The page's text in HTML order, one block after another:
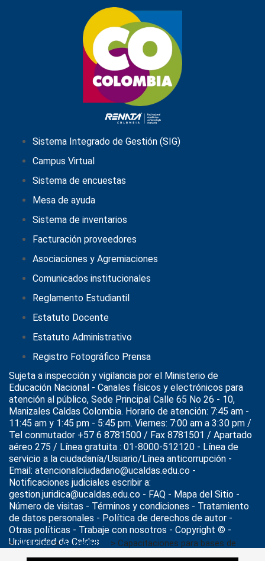
>Noticias>Actualidad > Capacitaciones para bases de
datos de la Biblioteca del Centro Cultural Universitario Rogelio
Sistema Integrado de Gestión (SIG)
Campus Virtual
Sistema de encuestas
Mesa de ayuda
Sistema de inventarios
Facturación proveedores
Asociaciones y Agremiaciones
Comunicados institucionales
Reglamento Estudiantil
Estatuto Docente
Estatuto Administrativo
Registro Fotográfico Prensa
Sujeta a inspección y vigilancia por el Ministerio de
Educación Nacional - Canales físicos y electrónicos para
atención al público, Sede Principal Calle 65 No 26 - 10,
Manizales Caldas Colombia. Horario de atención: 7:45 am -
11:45 am y 1:45 pm - 5:45 pm. Viernes: 7:00 am a 3:30 pm /
Tel conmutador +57 6 8781500 / Fax 8781501 / Apartado
aéreo 275 / Línea gratuita : 01-8000-512120 - Línea de
servicio a la ciudadanía/Usuario/Línea anticorrupción -
Email: atencionalciudadano@ucaldas.edu.co -
Notificaciones judiciales escribir a:
gestion.juridica@ucaldas.edu.co - FAQ - Mapa del Sitio -
Número de visitas - Términos y condiciones - Tratamiento
de datos personales - Política de derechos de autor -
Otras políticas - Trabaje con nosotros - Copyright © -
Universidad de Caldas